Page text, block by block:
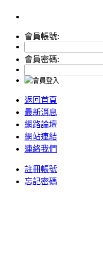
會員帳號:
會員密碼:
返回首頁
最新消息
網路論壇
網站連結
連絡我們
註冊帳號
忘記密碼